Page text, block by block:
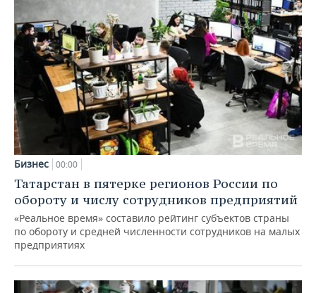
Бизнес 00:00
Татарстан в пятерке регионов России по
обороту и числу сотрудников предприятий
«Реальное время» составило рейтинг субъектов страны
по обороту и средней численности сотрудников на малых
предприятиях